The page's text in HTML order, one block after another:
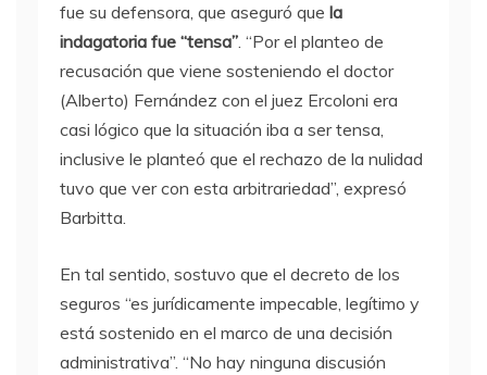
fue su defensora, que aseguró que la
indagatoria fue “tensa”. “Por el planteo de
recusación que viene sosteniendo el doctor
(Alberto) Fernández con el juez Ercoloni era
casi lógico que la situación iba a ser tensa,
inclusive le planteó que el rechazo de la nulidad
tuvo que ver con esta arbitrariedad”, expresó
Barbitta.
En tal sentido, sostuvo que el decreto de los
seguros “es jurídicamente impecable, legítimo y
está sostenido en el marco de una decisión
administrativa”. “No hay ninguna discusión